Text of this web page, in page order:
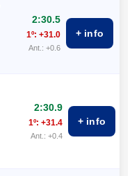
2:30.5
1º: +31.0
Ant.: +0.6
+ info
2:30.9
1º: +31.4
Ant.: +0.4
+ info